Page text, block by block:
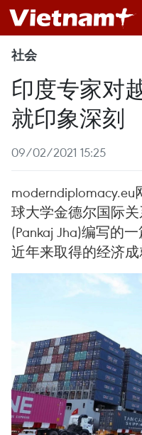
社会
印度专家对
就印象深刻
09/02/2021 15:25
球大学金德尔国际
(Pankaj Jha)编写的
近年来取得的经济成